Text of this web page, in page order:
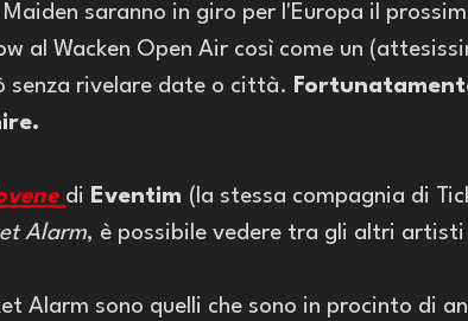
saranno in giro per l'Europa il
al Wacken Open Air così come un
senza rivelare date o città.
di Eventim (la stessa compagnia di
Alarm, è possibile vedere tra gli altri artisti
Alarm sono quelli che sono in procinto di